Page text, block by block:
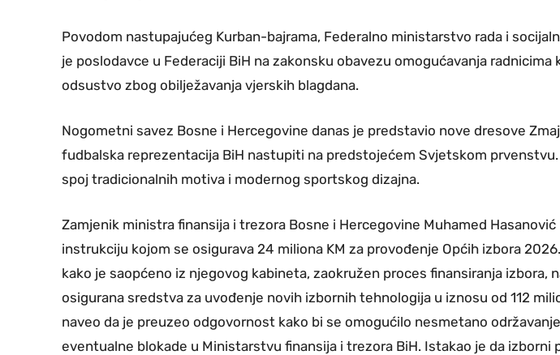
Povodom nastupajućeg Kurban-bajrama, Federalno ministarstvo rada i
je poslodavce u Federaciji BiH na zakonsku obavezu omogućavanja radnicima
odsustvo zbog obilježavanja vjerskih blagdana.
Nogometni savez Bosne i Hercegovine danas je predstavio nove dresove
fudbalska reprezentacija BiH nastupiti na predstojećem Svjetskom
spoj tradicionalnih motiva i modernog sportskog dizajna.
Zamjenik ministra finansija i trezora Bosne i Hercegovine Muhamed
instrukciju kojom se osigurava 24 miliona KM za provođenje Općih izbora
kako je saopćeno iz njegovog kabineta, zaokružen proces finansiranja izbora,
osigurana sredstva za uvođenje novih izbornih tehnologija u iznosu od 112
naveo da je preuzeo odgovornost kako bi se omogućilo nesmetano
eventualne blokade u Ministarstvu finansija i trezora BiH. Istakao je da izborni